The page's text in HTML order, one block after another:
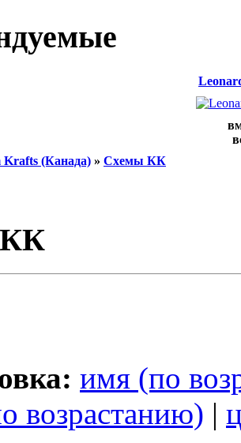
Krafts (Канада) » Схемы КК
имя (по
возрастанию) |